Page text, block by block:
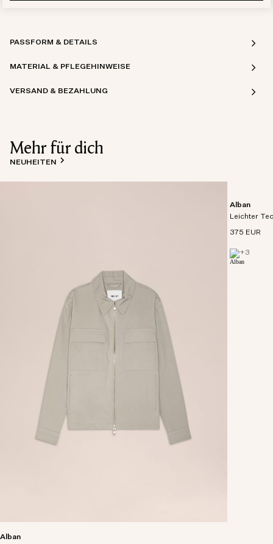
PASSFORM & DETAILS
MATERIAL & PFLEGEHINWEISE
VERSAND & BEZAHLUNG
Mehr für dich
NEUHEITEN
Alban
Alban
Leichter
375 EUR
+3